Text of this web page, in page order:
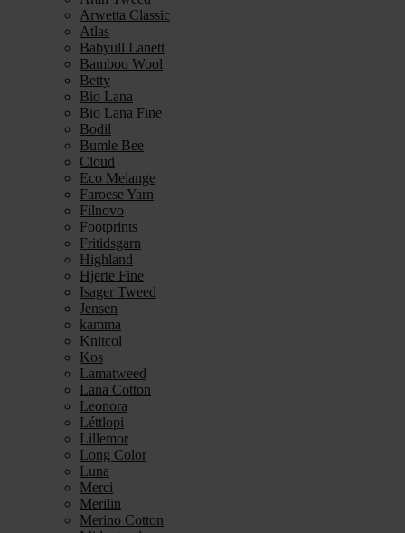
Arwetta Classic
Atlas
Babyull Lanett
Bamboo Wool
Betty
Bio Lana
Bio Lana Fine
Bodil
Bumle Bee
Cloud
Eco Melange
Faroese Yarn
Filnovo
Footprints
Fritidsgarn
Highland
Hjerte Fine
Isager Tweed
Jensen
kamma
Knitcol
Kos
Lamatweed
Lana Cotton
Leonora
Léttlopi
Lillemor
Long Color
Luna
Merci
Merilin
Merino Cotton